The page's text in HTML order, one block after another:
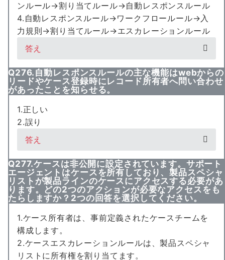
ンルール→割り当てルール→自動レスポンスルール
4.自動レスポンスルール→ワークフロールール→入
力規則→割り当てルール→エスカレーションルール
答え
Q276.自動レスポンスルールの主な機能はwebからの
リードやケース登録時にレコード所有者へ問い合わせ
があったことを知らせる。
1.正しい
2.誤り
答え
Q277.ケースは非公開に設定されています。サポート
エージェントはケースを所有しており、製品スペシャ
リストが製品ラインのケースにアクセスする必要があ
ります。どの2つのアクションが必要なアクセスをも
たらしますか？2つの回答を選択してください。
1.ケース所有者は、事前定義されたケースチームを
構成します。
2.ケースエスカレーションルールは、製品スペシャ
リストに所有権を割り当てます。